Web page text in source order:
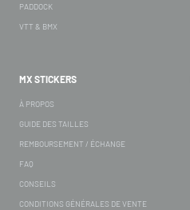
PADDOCK
VTT & BMX
MX STICKERS
À PROPOS
GUIDE DES TAILLES
REMBOURSEMENT / ÉCHANGE
FAQ
CONSEILS
CONDITIONS GÉNÉRALES DE VENTE